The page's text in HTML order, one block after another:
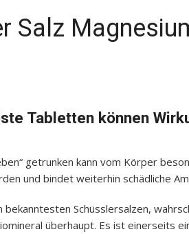
Salz
Tabletten können
getrunken kann vom Körper
und bindet weiterhin schädliche
Schüsslersalzen,
überhaupt. Es ist einerseits